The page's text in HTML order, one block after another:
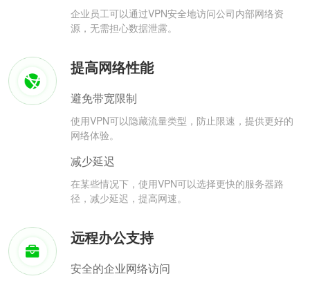
企业员工可以通过VPN安全地访问公司内部网络资
源，无需担心数据泄露。
提高网络性能
避免带宽限制
使用VPN可以隐藏流量类型，防止限速，提供更好的
网络体验。
减少延迟
在某些情况下，使用VPN可以选择更快的服务器路
径，减少延迟，提高网速。
远程办公支持
安全的企业网络访问